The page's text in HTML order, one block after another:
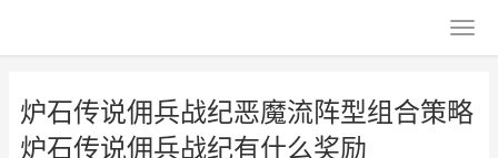
炉石传说佣兵战纪恶魔流阵型组合策略
炉石传说佣兵战纪有什么奖励